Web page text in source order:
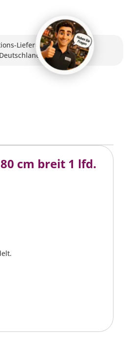
Lieferung
cm breit 1 lfd.